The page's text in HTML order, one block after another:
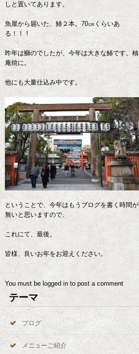
しと置いてあります。
魚屋から届いた、鰆２本。70㎝くらいあ
る！！！
昨年は鰤のでしたが、今年は大きな鰆です。柚
庵焼に。
他にも大量仕込み中です。
ということで、今年はもうブログを書く時間が
無いと思いますので、
これにて、最後。
皆様、良いお年をお迎えください。
You must be logged in to post a comment
テーマ
ブログ
メニューご紹介